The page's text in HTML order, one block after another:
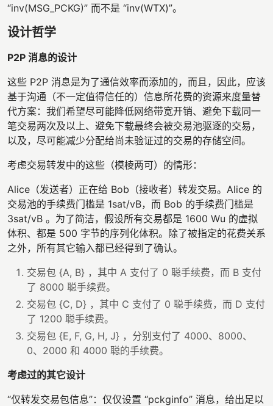
“inv(MSG_PCKG)” 而不是 “inv(WTX)”。
设计哲学
P2P 消息的设计
这些 P2P 消息是为了通信效率而添加的，而且，因此，应该
基于沟通（不一定值得信任的）信息所花费的资源来度量替
代方案：我们希望尽可能降低网络带宽开销、避免下载同一
笔交易两次及以上、避免下载最终会被交易池驱逐的交易，
以及，尽可能减少分配给尚未验证过的交易的存储空间。
考虑交易转发中的这些（模棱两可）的情形：
Alice（发送者）正在给 Bob（接收者）转发交易。Alice 的
交易池的手续费门槛是 1sat/vB，而 Bob 的手续费门槛是
3sat/vB 。为了简洁，假设所有交易都是 1600 Wu 的虚拟
体积、都是 500 字节的序列化体积。除了被指定的花费关系
之外，所有其它输入都已经得到了确认。
交易包 {A, B} ，其中 A 支付了 0 聪手续费，而 B 支付
了 8000 聪手续费。
交易包 {C, D} ，其中 C 支付了 0 聪手续费，而 D 支付
了 1200 聪手续费。
交易包 {E, F, G, H, J} ，分别支付了 4000、8000、
0、2000 和 4000 聪的手续费。
考虑过的其它设计
“仅转发交易包信息”：仅仅设置 “pckginfo” 消息，给出足以